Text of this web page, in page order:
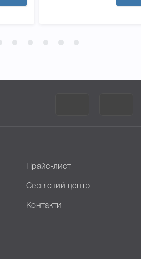
картридж та повідомляє про його
Прайс-лист
Сервісний центр
Контакти